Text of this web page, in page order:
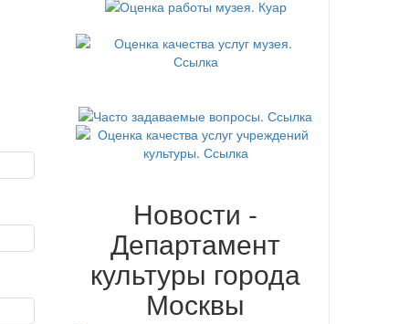
Новости -
Департамент
культуры города
Москвы